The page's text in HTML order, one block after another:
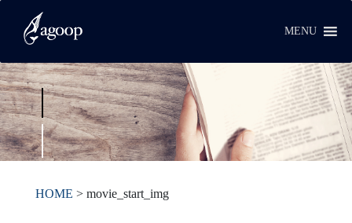
MENU
HOME > movie_start_img